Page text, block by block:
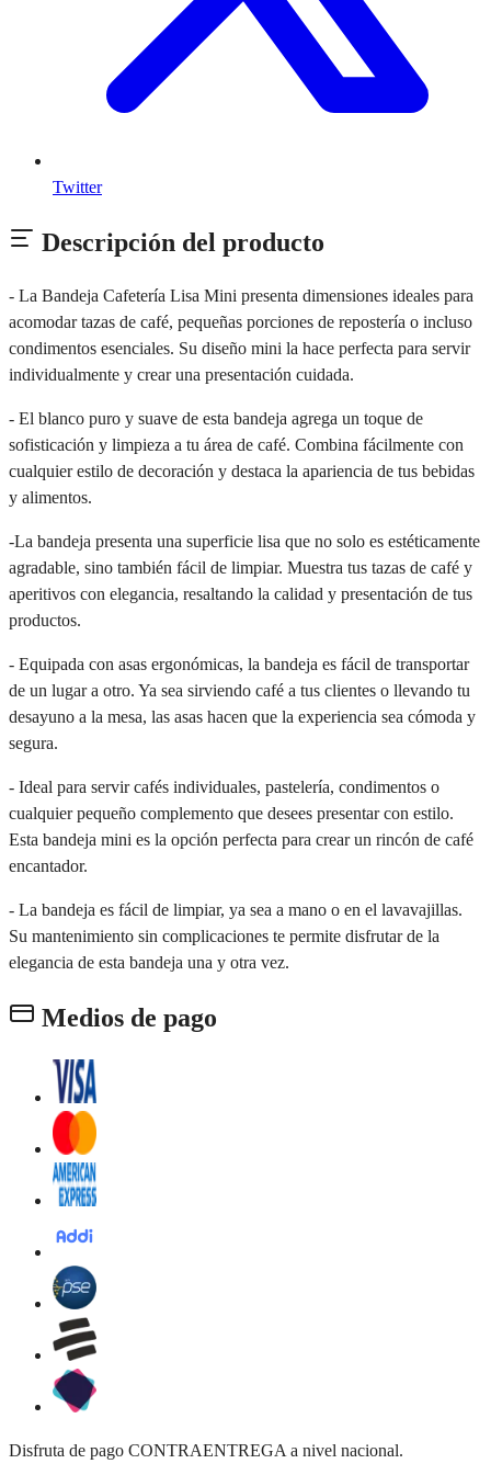
Twitter
Descripción del producto
- La Bandeja Cafetería Lisa Mini presenta dimensiones ideales para
acomodar tazas de café, pequeñas porciones de repostería o incluso
condimentos esenciales. Su diseño mini la hace perfecta para servir
individualmente y crear una presentación cuidada.
- El blanco puro y suave de esta bandeja agrega un toque de
sofisticación y limpieza a tu área de café. Combina fácilmente con
cualquier estilo de decoración y destaca la apariencia de tus bebidas
y alimentos.
-La bandeja presenta una superficie lisa que no solo es estéticamente
agradable, sino también fácil de limpiar. Muestra tus tazas de café y
aperitivos con elegancia, resaltando la calidad y presentación de tus
productos.
- Equipada con asas ergonómicas, la bandeja es fácil de transportar
de un lugar a otro. Ya sea sirviendo café a tus clientes o llevando tu
desayuno a la mesa, las asas hacen que la experiencia sea cómoda y
segura.
- Ideal para servir cafés individuales, pastelería, condimentos o
cualquier pequeño complemento que desees presentar con estilo.
Esta bandeja mini es la opción perfecta para crear un rincón de café
encantador.
- La bandeja es fácil de limpiar, ya sea a mano o en el lavavajillas.
Su mantenimiento sin complicaciones te permite disfrutar de la
elegancia de esta bandeja una y otra vez.
Medios de pago
Disfruta de pago CONTRAENTREGA a nivel nacional.